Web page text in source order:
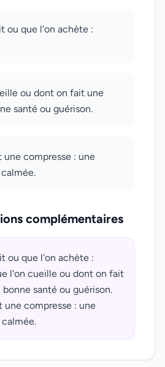
ou que l'on achète :
ou dont on fait une
santé ou guérison.
une compresse : une
complémentaires
ou que l'on achète :
l'on cueille ou dont on fait
bonne santé ou guérison.
une compresse : une